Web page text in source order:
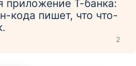
приложение Т-банка:
кода пишет, что что-
2